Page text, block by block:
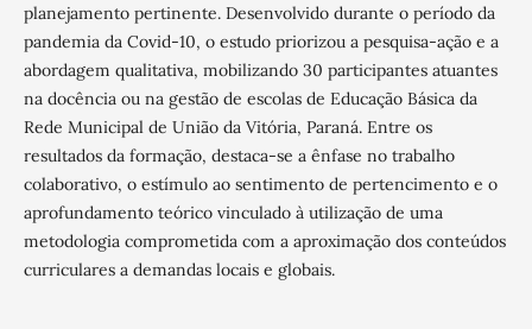
planejamento pertinente. Desenvolvido durante o período da
pandemia da Covid-10, o estudo priorizou a pesquisa-ação e a
abordagem qualitativa, mobilizando 30 participantes atuantes
na docência ou na gestão de escolas de Educação Básica da
Rede Municipal de União da Vitória, Paraná. Entre os
resultados da formação, destaca-se a ênfase no trabalho
colaborativo, o estímulo ao sentimento de pertencimento e o
aprofundamento teórico vinculado à utilização de uma
metodologia comprometida com a aproximação dos conteúdos
curriculares a demandas locais e globais.